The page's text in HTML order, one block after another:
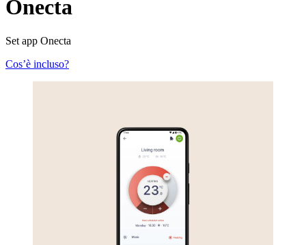
Onecta
Set app Onecta
Cos’è incluso?